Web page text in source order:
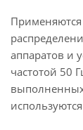
аппаратов и
частотой 50